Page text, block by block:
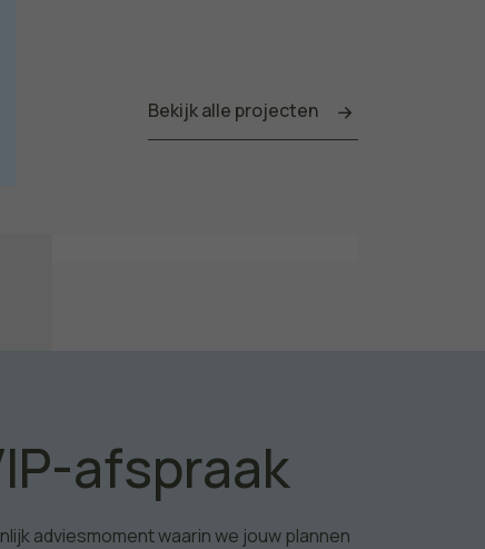
Bekijk alle projecten
afspraak
adviesmoment waarin we jouw plannen